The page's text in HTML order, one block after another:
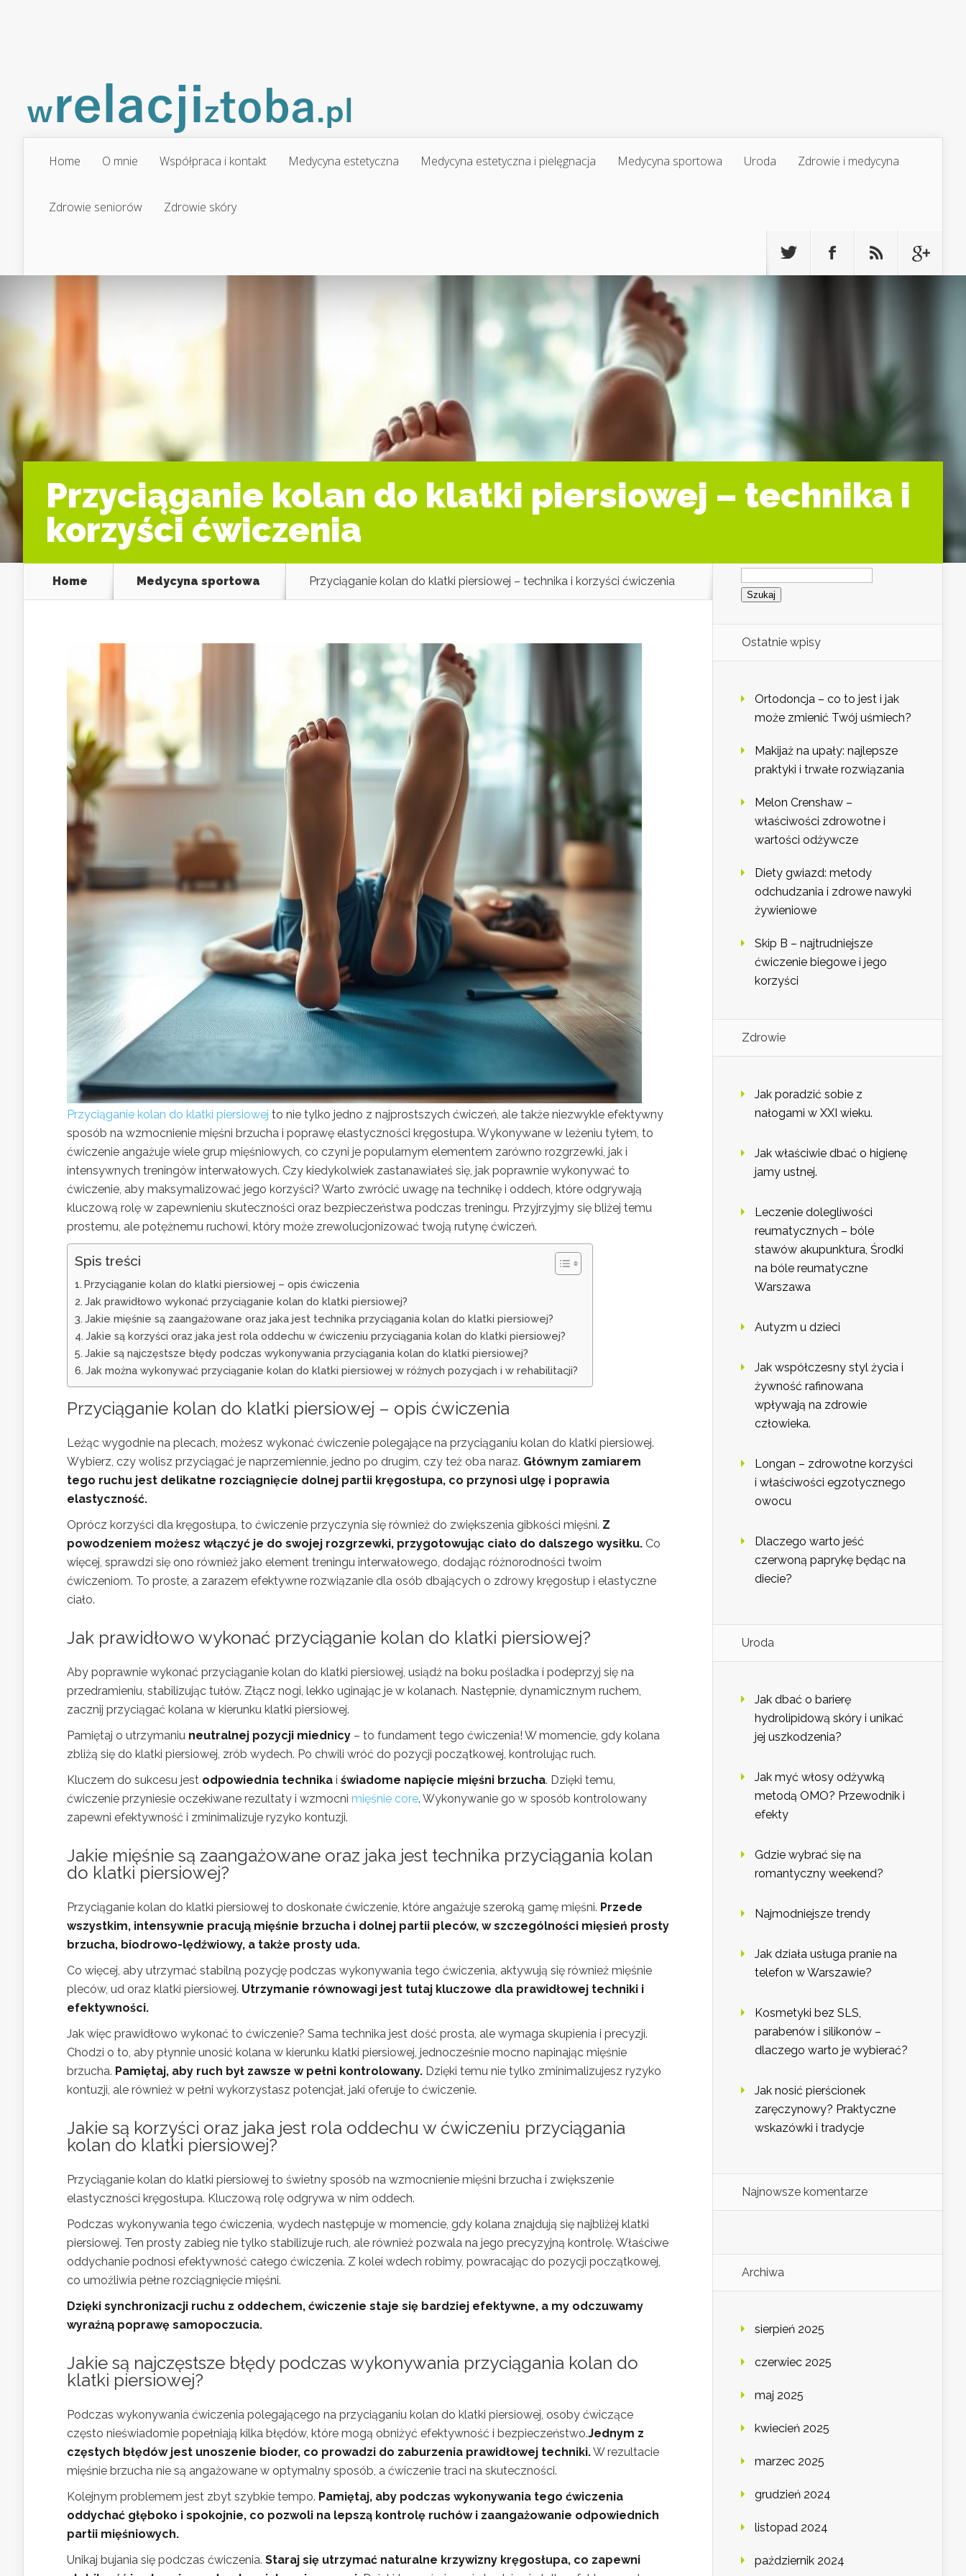
Home O mnie Współpraca i kontakt Medycyna estetyczna Medycyna estetyczna i pielęgnacja Medycyna sportowa Uroda Zdrowie i medycyna
Zdrowie seniorów Zdrowie skóry
Przyciąganie kolan do klatki piersiowej – technika i
korzyści ćwiczenia
Home Medycyna sportowa Przyciąganie kolan do klatki piersiowej – technika i korzyści ćwiczenia
Przyciąganie kolan do klatki piersiowej to nie tylko jedno z najprostszych ćwiczeń, ale także niezwykle efektywny
sposób na wzmocnienie mięśni brzucha i poprawę elastyczności kręgosłupa. Wykonywane w leżeniu tyłem, to
ćwiczenie angażuje wiele grup mięśniowych, co czyni je popularnym elementem zarówno rozgrzewki, jak i
intensywnych treningów interwałowych. Czy kiedykolwiek zastanawiałeś się, jak poprawnie wykonywać to
ćwiczenie, aby maksymalizować jego korzyści? Warto zwrócić uwagę na technikę i oddech, które odgrywają
kluczową rolę w zapewnieniu skuteczności oraz bezpieczeństwa podczas treningu. Przyjrzyjmy się bliżej temu
prostemu, ale potężnemu ruchowi, który może zrewolucjonizować twoją rutynę ćwiczeń.
Spis treści
Przyciąganie kolan do klatki piersiowej – opis ćwiczenia
Jak prawidłowo wykonać przyciąganie kolan do klatki piersiowej?
Jakie mięśnie są zaangażowane oraz jaka jest technika przyciągania kolan do klatki piersiowej?
Jakie są korzyści oraz jaka jest rola oddechu w ćwiczeniu przyciągania kolan do klatki piersiowej?
Jakie są najczęstsze błędy podczas wykonywania przyciągania kolan do klatki piersiowej?
Jak można wykonywać przyciąganie kolan do klatki piersiowej w różnych pozycjach i w rehabilitacji?
Przyciąganie kolan do klatki piersiowej – opis ćwiczenia
Leżąc wygodnie na plecach, możesz wykonać ćwiczenie polegające na przyciąganiu kolan do klatki piersiowej.
Wybierz, czy wolisz przyciągać je naprzemiennie, jedno po drugim, czy też oba naraz. Głównym zamiarem
tego ruchu jest delikatne rozciągnięcie dolnej partii kręgosłupa, co przynosi ulgę i poprawia
elastyczność.
Oprócz korzyści dla kręgosłupa, to ćwiczenie przyczynia się również do zwiększenia gibkości mięśni. Z
powodzeniem możesz włączyć je do swojej rozgrzewki, przygotowując ciało do dalszego wysiłku. Co
więcej, sprawdzi się ono również jako element treningu interwałowego, dodając różnorodności twoim
ćwiczeniom. To proste, a zarazem efektywne rozwiązanie dla osób dbających o zdrowy kręgosłup i elastyczne
ciało.
Jak prawidłowo wykonać przyciąganie kolan do klatki piersiowej?
Aby poprawnie wykonać przyciąganie kolan do klatki piersiowej, usiądź na boku pośladka i podeprzyj się na
przedramieniu, stabilizując tułów. Złącz nogi, lekko uginając je w kolanach. Następnie, dynamicznym ruchem,
zacznij przyciągać kolana w kierunku klatki piersiowej.
Pamiętaj o utrzymaniu neutralnej pozycji miednicy – to fundament tego ćwiczenia! W momencie, gdy kolana
zbliżą się do klatki piersiowej, zrób wydech. Po chwili wróć do pozycji początkowej, kontrolując ruch.
Kluczem do sukcesu jest odpowiednia technika i świadome napięcie mięśni brzucha. Dzięki temu,
ćwiczenie przyniesie oczekiwane rezultaty i wzmocni mięśnie core. Wykonywanie go w sposób kontrolowany
zapewni efektywność i zminimalizuje ryzyko kontuzji.
Jakie mięśnie są zaangażowane oraz jaka jest technika przyciągania kolan
do klatki piersiowej?
Przyciąganie kolan do klatki piersiowej to doskonałe ćwiczenie, które angażuje szeroką gamę mięśni. Przede
wszystkim, intensywnie pracują mięśnie brzucha i dolnej partii pleców, w szczególności mięsień prosty
brzucha, biodrowo-lędźwiowy, a także prosty uda.
Co więcej, aby utrzymać stabilną pozycję podczas wykonywania tego ćwiczenia, aktywują się również mięśnie
pleców, ud oraz klatki piersiowej. Utrzymanie równowagi jest tutaj kluczowe dla prawidłowej techniki i
efektywności.
Jak więc prawidłowo wykonać to ćwiczenie? Sama technika jest dość prosta, ale wymaga skupienia i precyzji.
Chodzi o to, aby płynnie unosić kolana w kierunku klatki piersiowej, jednocześnie mocno napinając mięśnie
brzucha. Pamiętaj, aby ruch był zawsze w pełni kontrolowany. Dzięki temu nie tylko zminimalizujesz ryzyko
kontuzji, ale również w pełni wykorzystasz potencjał, jaki oferuje to ćwiczenie.
Jakie są korzyści oraz jaka jest rola oddechu w ćwiczeniu przyciągania
kolan do klatki piersiowej?
Przyciąganie kolan do klatki piersiowej to świetny sposób na wzmocnienie mięśni brzucha i zwiększenie
elastyczności kręgosłupa. Kluczową rolę odgrywa w nim oddech.
Podczas wykonywania tego ćwiczenia, wydech następuje w momencie, gdy kolana znajdują się najbliżej klatki
piersiowej. Ten prosty zabieg nie tylko stabilizuje ruch, ale również pozwala na jego precyzyjną kontrolę. Właściwe
oddychanie podnosi efektywność całego ćwiczenia. Z kolei wdech robimy, powracając do pozycji początkowej,
co umożliwia pełne rozciągnięcie mięśni.
Dzięki synchronizacji ruchu z oddechem, ćwiczenie staje się bardziej efektywne, a my odczuwamy
wyraźną poprawę samopoczucia.
Jakie są najczęstsze błędy podczas wykonywania przyciągania kolan do
klatki piersiowej?
Podczas wykonywania ćwiczenia polegającego na przyciąganiu kolan do klatki piersiowej, osoby ćwiczące
często nieświadomie popełniają kilka błędów, które mogą obniżyć efektywność i bezpieczeństwo.Jednym z
częstych błędów jest unoszenie bioder, co prowadzi do zaburzenia prawidłowej techniki.W rezultacie
mięśnie brzucha nie są angażowane w optymalny sposób, a ćwiczenie traci na skuteczności.
Kolejnym problemem jest zbyt szybkie tempo. Pamiętaj, aby podczas wykonywania tego ćwiczenia
oddychać głęboko i spokojnie, co pozwoli na lepszą kontrolę ruchów i zaangażowanie odpowiednich
partii mięśniowych.
Unikaj bujania się podczas ćwiczenia. Staraj się utrzymać naturalne krzywizny kręgosłupa, co zapewni
Szukaj:
Ostatnie wpisy
Ortodoncja – co to jest i jak
może zmienić Twój uśmiech?
Makijaż na upały: najlepsze
praktyki i trwałe rozwiązania
Melon Crenshaw –
właściwości zdrowotne i
wartości odżywcze
Diety gwiazd: metody
odchudzania i zdrowe nawyki
żywieniowe
Skip B – najtrudniejsze
ćwiczenie biegowe i jego
korzyści
Zdrowie
Jak poradzić sobie z
nałogami w XXI wieku.
Jak właściwie dbać o higienę
jamy ustnej.
Leczenie dolegliwości
reumatycznych – bóle
stawów akupunktura, Środki
na bóle reumatyczne
Warszawa
Autyzm u dzieci
Jak współczesny styl życia i
żywność rafinowana
wpływają na zdrowie
człowieka.
Longan – zdrowotne korzyści
i właściwości egzotycznego
owocu
Dlaczego warto jeść
czerwoną paprykę będąc na
diecie?
Uroda
Jak dbać o barierę
hydrolipidową skóry i unikać
jej uszkodzenia?
Jak myć włosy odżywką
metodą OMO? Przewodnik i
efekty
Gdzie wybrać się na
romantyczny weekend?
Najmodniejsze trendy
Jak działa usługa pranie na
telefon w Warszawie?
Kosmetyki bez SLS,
parabenów i silikonów –
dlaczego warto je wybierać?
Jak nosić pierścionek
zaręczynowy? Praktyczne
wskazówki i tradycje
Najnowsze komentarze
Archiwa
sierpień 2025
czerwiec 2025
maj 2025
kwiecień 2025
marzec 2025
grudzień 2024
listopad 2024
październik 2024